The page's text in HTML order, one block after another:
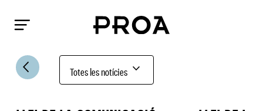
arrow_back_ios Totes les notícies expand_more